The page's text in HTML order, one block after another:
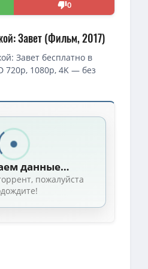
0
Завет (Фильм, 2017)
Завет бесплатно в
720p, 1080p, 4K — без
Завет / Alien: Covenant (2017)
Covenant (Ридли Скотт / Ridley
Covenant (Ридли Скотт / Ridley
(Ридли Скотт / Ridley Scott)
Covenant (Ридли Скотт / Ridley
Covenant (Ридли Скотт / Ridley
данные…
пожалуйста